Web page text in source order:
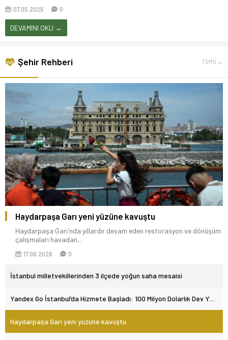
07.05.2025 0
DEVAMINI OKU →
Şehir Rehberi TÜMÜ →
Haydarpaşa Garı yeni yüzüne kavuştu
Haydarpaşa Garı'nda yıllardır devam eden restorasyon ve dönüşüm
çalışmaları havadan...
17.06.2026 0
İstanbul milletvekillerinden 3 ilçede yoğun saha mesaisi
Haydarpaşa Garı yeni yüzüne kavuştu